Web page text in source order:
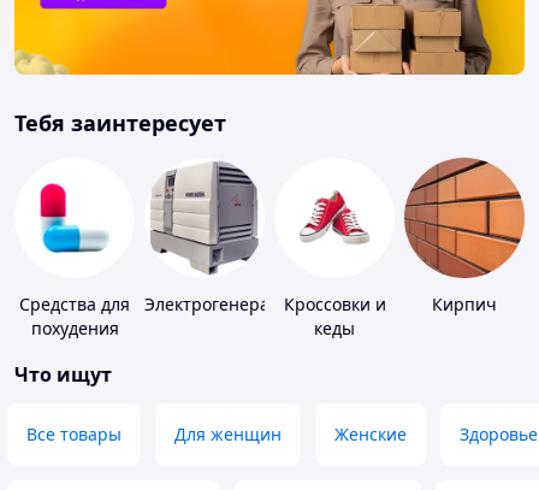
Тебя заинтересует
Средства для
похудения
ЭлектрогенераторыКроссовки и
кеды
Кирпич
Что ищут
Все товары Для женщин Женские Здоровье